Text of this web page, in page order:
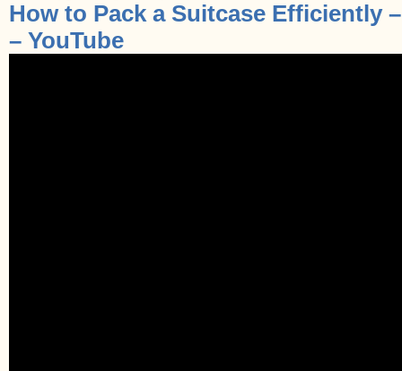
How to Pack a Suitcase Efficiently
– YouTube